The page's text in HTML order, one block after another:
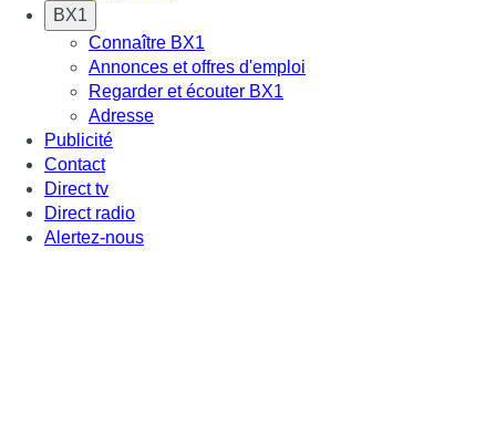
BX1
Connaître BX1
Annonces et offres d'emploi
Regarder et écouter BX1
Adresse
Publicité
Contact
Direct tv
Direct radio
Alertez-nous